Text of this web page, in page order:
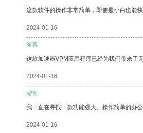
这款软件的操作非常简单，即使是小白也能快
2024-01-16
游客
这款加速器VPM应用程序已经为我们带来了
2024-01-16
游客
我一直在寻找一款功能强大、操作简单的办
2024-01-16